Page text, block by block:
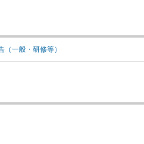
（一般・研修等）